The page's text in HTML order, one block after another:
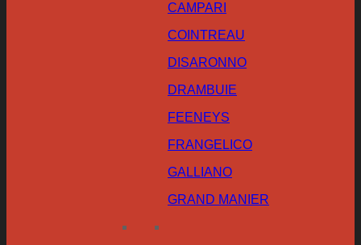
CAMPARI
COINTREAU
DISARONNO
DRAMBUIE
FEENEYS
FRANGELICO
GALLIANO
GRAND MANIER